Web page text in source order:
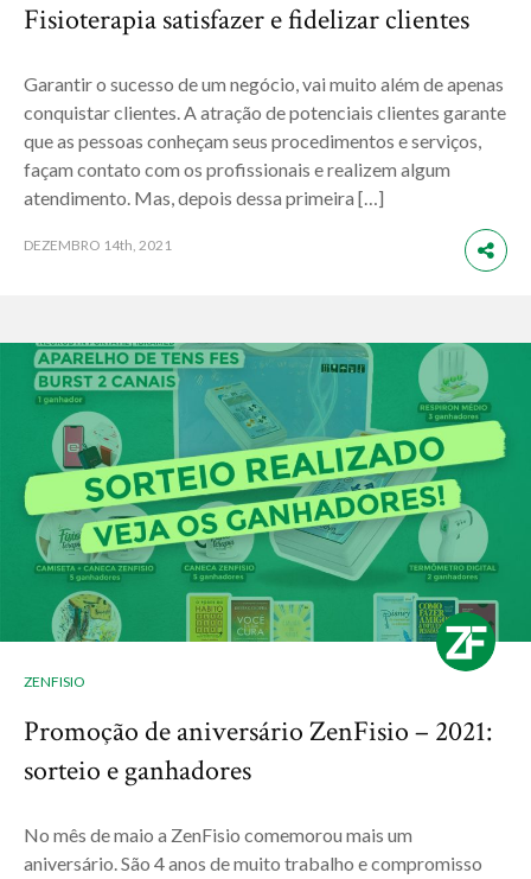
Fisioterapia satisfazer e fidelizar clientes
Garantir o sucesso de um negócio, vai muito além de apenas
conquistar clientes. A atração de potenciais clientes garante
que as pessoas conheçam seus procedimentos e serviços,
façam contato com os profissionais e realizem algum
atendimento. Mas, depois dessa primeira […]
DEZEMBRO 14th, 2021
ZENFISIO
Promoção de aniversário ZenFisio – 2021:
sorteio e ganhadores
No mês de maio a ZenFisio comemorou mais um
aniversário. São 4 anos de muito trabalho e compromisso